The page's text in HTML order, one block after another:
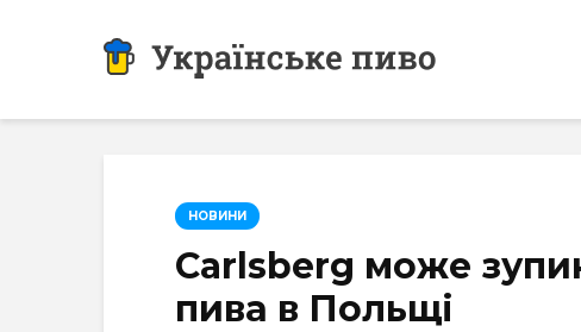
НОВИНИ
Carlsberg може
пива в Польщі